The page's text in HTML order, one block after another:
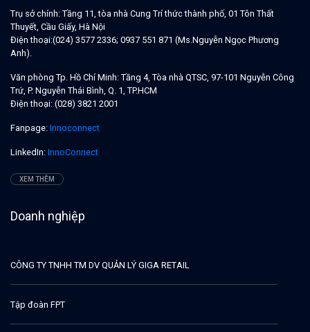
Trụ sở chính: Tầng 11, tòa nhà Cung Trí thức thành phố, 01 Tôn Thất
Thuyết, Cầu Giấy, Hà Nội
Điện thoại:(024) 3577 2336; 0937 551 871 (Ms.Nguyễn Ngọc Phương
Anh).
Văn phòng Tp. Hồ Chí Minh: Tầng 4, Tòa nhà QTSC, 97-101 Nguyễn Công
Trứ, P. Nguyễn Thái Bình, Q. 1, TP.HCM
Điện thoại: (028) 3821 2001
Fanpage: Innoconnect
LinkedIn: InnoConnect
XEM THÊM
Doanh nghiệp
CÔNG TY TNHH TM DV QUẢN LÝ GIGA RETAIL
Tập đoàn FPT